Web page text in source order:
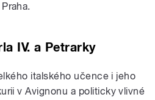
IV. a Petrarky
italského učence i jeho
v Avignonu a politicky vlivné